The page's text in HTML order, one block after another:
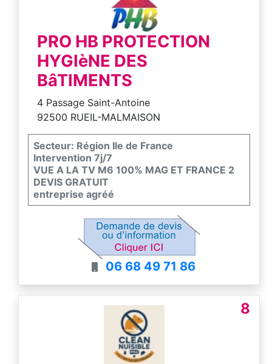
PRO HB PROTECTION
HYGIèNE DES
BâTIMENTS
4 Passage Saint-Antoine
92500 RUEIL-MALMAISON
Secteur: Région Ile de France
Intervention 7j/7
VUE A LA TV M6 100% MAG ET FRANCE 2
DEVIS GRATUIT
entreprise agréé
06 68 49 71 86
8